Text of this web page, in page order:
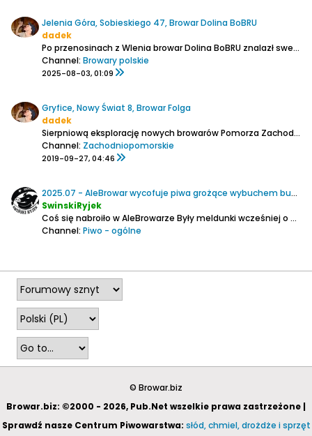
Jelenia Góra, Sobieskiego 47, Browar Dolina BoBRU
dadek
Po przenosinach z Wlenia browar Dolina BoBRU znalazł swe miejsce w Jeleniej Górze w dawnej fabryce włókienniczej Anilux, jednak nie nad Bobrem, a tuż przy jego dopływie - rzece Kamienna. I to ona była przyczyną fatalnej powodzi we wrześniu 2024. Nikt się nie spodziewał, że płynąca dość...
Channel: Browary polskie
2025-08-03, 01:09
Gryfice, Nowy Świat 8, Browar Folga
dadek
Sierpniową eksplorację nowych browarów Pomorza Zachodniego wypadło mi zakończyć 30.07.2019 w Gryficach. Browar Folga jest częścią dość sporego kompleksu hotelowo-restauracyjnego, powstałego na bazie dawnych magazynów, a oddalonego około 600 m od dworca kolejowego. Piętrowe budynki z czerwonej...
Channel: Zachodniopomorskie
2019-09-27, 04:46
2025.07 - AleBrowar wycofuje piwa grożące wybuchem butelki
SwinskiRyjek
Coś się nabroiło w AleBrowarze Były meldunki wcześniej o wycofaniu wybuchowych Mango Lassi ale wyszło tego więcej...
Channel: Piwo - ogólne
© Browar.biz
Browar.biz: ©2000 - 2026, Pub.Net wszelkie prawa zastrzeżone |
Sprawdź nasze Centrum Piwowarstwa: słód, chmiel, drożdże i sprzęt